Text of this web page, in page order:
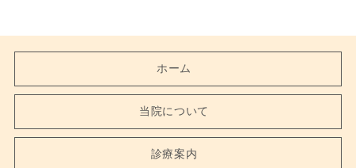
ホーム
当院について
診療案内